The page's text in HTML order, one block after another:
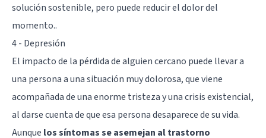
solución sostenible, pero puede reducir el dolor del
momento..
4 - Depresión
El impacto de la pérdida de alguien cercano puede llevar a
una persona a una situación muy dolorosa, que viene
acompañada de una enorme tristeza y una crisis existencial,
al darse cuenta de que esa persona desaparece de su vida.
Aunque los síntomas se asemejan al trastorno